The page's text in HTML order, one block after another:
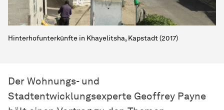
Hinterhofunterkünfte in Khayelitsha, Kapstadt (2017)
Der Wohnungs- und
Stadtentwicklungsexperte Geoffrey Payne